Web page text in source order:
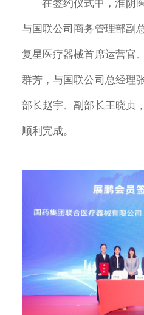
在签约仪式中，淮阴
与国联公司商务管理部副
复星医疗器械首席运营官
群芳，与国联公司总经理
部长赵宇、副部长王晓贞
顺利完成。